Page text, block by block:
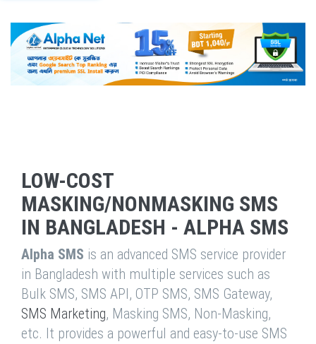
LOW-COST
MASKING/NONMASKING SMS
IN BANGLADESH - ALPHA SMS
Alpha SMS is an advanced SMS service provider
in Bangladesh with multiple services such as
Bulk SMS, SMS API, OTP SMS, SMS Gateway,
SMS Marketing, Masking SMS, Non-Masking,
etc. It provides a powerful and easy-to-use SMS